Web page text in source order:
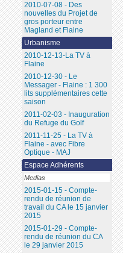
2010-07-08 - Des
nouvelles du Projet de
gros porteur entre
Magland et Flaine
Urbanisme
2010-12-13-La TV à
Flaine
2010-12-30 - Le
Messager - Flaine : 1 300
lits supplémentaires cette
saison
2011-02-03 - Inauguration
du Refuge du Golf
2011-11-25 - La TV à
Flaine - avec Fibre
Optique - MAJ
Espace Adhérents
Medias
2015-01-15 - Compte-
rendu de réunion de
travail du CA le 15 janvier
2015
2015-01-29 - Compte-
rendu de réunion du CA
le 29 janvier 2015